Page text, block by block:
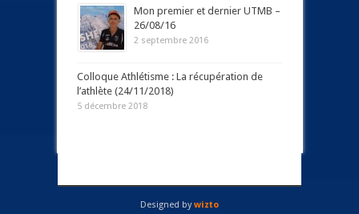
Mon premier et dernier UTMB –
26/08/16
2 septembre 2016
Colloque Athlétisme : La récupération de
l’athlète (24/11/2018)
5 décembre 2018
Designed bywizto